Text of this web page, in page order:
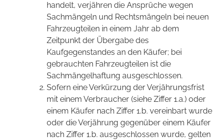
handelt, verjähren die Ansprüche wegen
Sachmängeln und Rechtsmängeln bei neuen
Fahrzeugteilen in einem Jahr ab dem
Zeitpunkt der Übergabe des
Kaufgegenstandes an den Käufer; bei
gebrauchten Fahrzeugteilen ist die
Sachmängelhaftung ausgeschlossen.
Sofern eine Verkürzung der Verjährungsfrist
mit einem Verbraucher (siehe Ziffer 1.a.) oder
einem Käufer nach Ziffer 1.b. vereinbart wurde
oder die Verjährung gegenüber einem Käufer
nach Ziffer 1.b. ausgeschlossen wurde, gelten